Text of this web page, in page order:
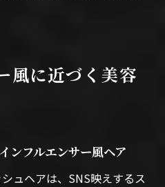
風に近づく美容
ンフルエンサー風ヘア
ュヘアは、SNS映えするス